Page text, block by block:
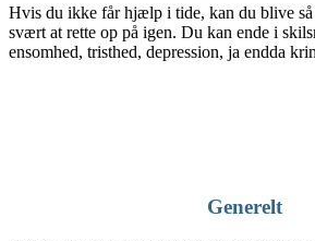
Hvis du ikke får hjælp i tide, kan du blive
svært at rette op på igen. Du kan ende i
ensomhed, tristhed, depression, ja endda
Generelt